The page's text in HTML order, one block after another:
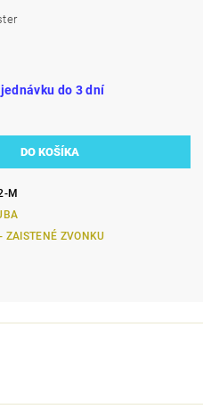
do 3 dní
M
ZAISTENÉ ZVONKU